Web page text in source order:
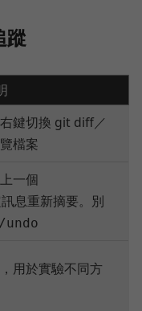
蹤
鍵切換 git diff／
檔案
一個
息重新摘要。別
/undo
用於實驗不同方